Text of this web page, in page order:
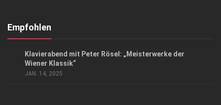
Kontakt, Impressum
AGB
Empfohlen
Klavierabend mit Peter Rösel: „Meisterwerke der
Wiener Klassik“
JAN. 14, 2025